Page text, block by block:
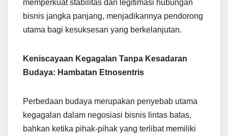
memperkuat stabilitas dan legitimasi hubungan
bisnis jangka panjang, menjadikannya pendorong
utama bagi kesuksesan yang berkelanjutan.
Keniscayaan Kegagalan Tanpa Kesadaran
Budaya: Hambatan Etnosentris
Perbedaan budaya merupakan penyebab utama
kegagalan dalam negosiasi bisnis lintas batas,
bahkan ketika pihak-pihak yang terlibat memiliki